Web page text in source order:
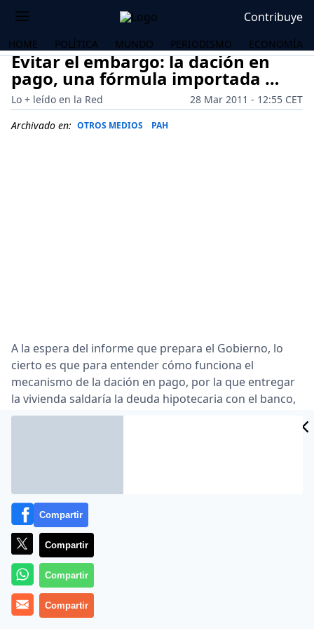
Contribuye
HOME POLÍTICA MUNDO PERIODISMO ECONOMÍA
Evitar el embargo: la dación en
pago, una fórmula importada …
Lo + leído en la Red
28 Mar 2011 - 12:55 CET
Archivado en: OTROS MEDIOS PAH
A la espera del informe que prepara el Gobierno, lo
cierto es que para entender cómo funciona el
mecanismo de la dación en pago, por la que entregar
la vivienda saldaría la deuda hipotecaria con el banco,
hay que mirar a EEUU … Según explica la Plataforma
préstamo hipotecario y evitar el embargo …
Lea el artículo completo en
Compartir
Compartir
Compartir
Compartir